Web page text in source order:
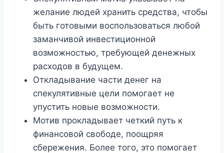
желание людей хранить средства, чтобы
быть готовыми воспользоваться любой
заманчивой инвестиционной
возможностью, требующей денежных
расходов в будущем.
Откладывание части денег на
спекулятивные цели помогает не
упустить новые возможности.
Мотив прокладывает четкий путь к
финансовой свободе, поощряя
сбережения. Более того, это помогает